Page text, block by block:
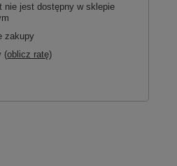
nie jest dostępny w sklepie
zakupy
(oblicz ratę)